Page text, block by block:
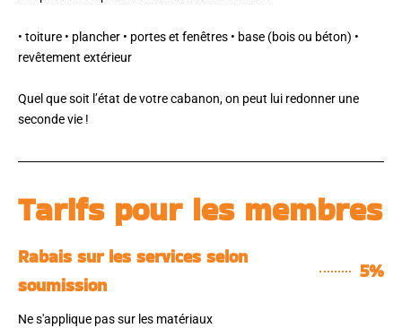
• toiture • plancher • portes et fenêtres • base (bois ou béton) •
revêtement extérieur
Quel que soit l’état de votre cabanon, on peut lui redonner une
seconde vie !
Tarifs pour les membres
Rabais sur les services selon
soumission
5%
Ne s'applique pas sur les matériaux